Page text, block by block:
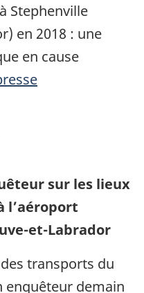
Stephenville
en 2018 : une
en cause
sur les lieux
l’aéroport
et-Labrador
transports du
enquêteur demain